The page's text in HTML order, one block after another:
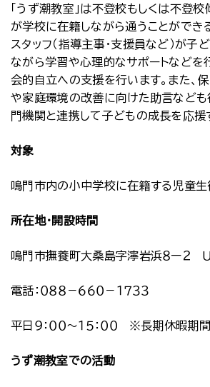
「うず潮教室」は不登校もしくは不登
が学校に在籍しながら通うことができ
スタッフ（指導主事・支援員など）が子
ながら学習や心理的なサポートなどを
会的自立への支援を行います。また、
や家庭環境の改善に向けた助言なども
門機関と連携して子どもの成長を応援
対象
鳴門市内の小中学校に在籍する児童生
所在地・開設時間
鳴門市撫養町大桑島字濘岩浜８ー２ Ｕ
電話：０８８－６６０－１７３３
平日９：００～１５：００ ※長期休暇期
うず潮教室での活動